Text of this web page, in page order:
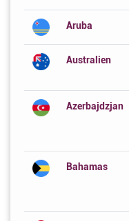
Aruba
Australien
Azerbajdzjan
Bahamas